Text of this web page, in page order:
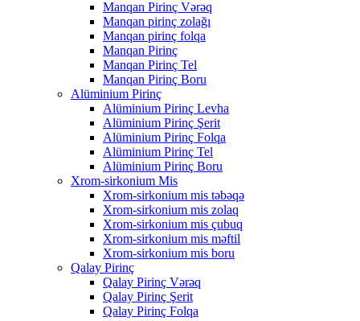
Manqan Pirinç Vərəq
Manqan pirinç zolağı
Manqan pirinç folqa
Manqan Pirinç
Manqan Pirinç Tel
Manqan Pirinç Boru
Alüminium Pirinç
Alüminium Pirinç Levha
Alüminium Pirinç Şerit
Alüminium Pirinç Folqa
Alüminium Pirinç Tel
Alüminium Pirinç Boru
Xrom-sirkonium Mis
Xrom-sirkonium mis təbəqə
Xrom-sirkonium mis zolaq
Xrom-sirkonium mis çubuq
Xrom-sirkonium mis məftil
Xrom-sirkonium mis boru
Qalay Pirinç
Qalay Pirinç Vərəq
Qalay Pirinç Şerit
Qalay Pirinç Folqa